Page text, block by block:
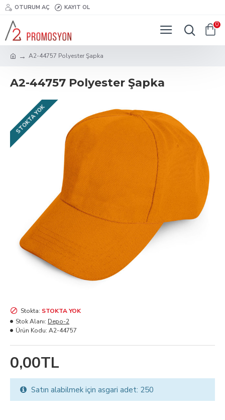
OTURUM AÇ KAYIT OL
0
A2-44757 Polyester Şapka
A2-44757 Polyester Şapka
STOKTA YOK
0,00TL
Stokta: STOKTA YOK
Stok Alanı: Depo-2
Ürün Kodu: A2-44757
Satın alabilmek için asgari adet: 250